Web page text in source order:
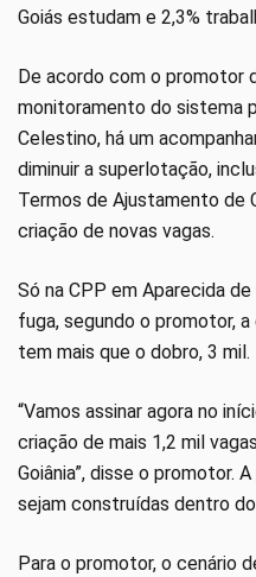
Goiás estudam e 2,3%
De acordo com o promotor
monitoramento do sistema
Celestino, há um
diminuir a superlotação,
Termos de Ajustamento de
criação de novas vagas.
Só na CPP em Aparecida
fuga, segundo o promotor,
tem mais que o dobro, 3 mil.
“Vamos assinar agora no
criação de mais 1,2 mil
Goiânia”, disse o promotor.
sejam construídas dentro
Para o promotor, o cenário